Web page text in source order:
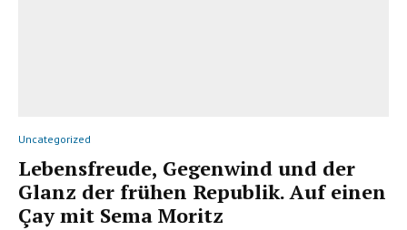
Uncategorized
Lebensfreude, Gegenwind und der
Glanz der frühen Republik. Auf einen
Çay mit Sema Moritz